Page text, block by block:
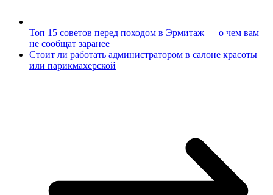
Топ 15 советов перед походом в Эрмитаж — о чем вам
не сообщат заранее
Стоит ли работать администратором в салоне красоты
или парикмахерской